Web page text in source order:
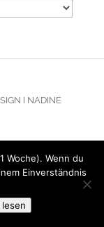
I NADINE
Woche). Wenn du
Einverständnis